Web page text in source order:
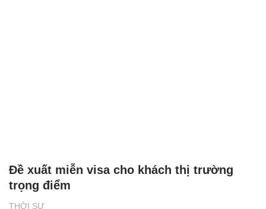
THỜI SỰ
Đề xuất miễn visa cho khách thị trường
trọng điểm